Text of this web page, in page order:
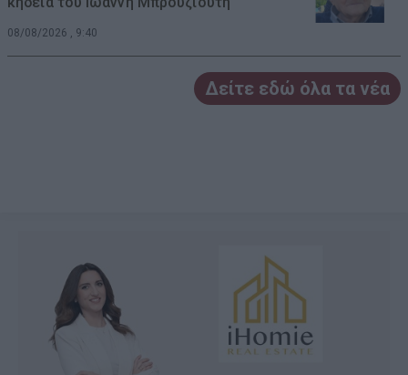
08/08/2026 , 9:40
Δείτε εδώ όλα τα νέα